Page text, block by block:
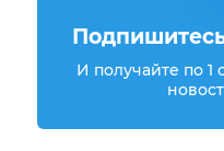
И получайте по